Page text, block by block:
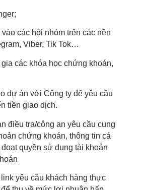
các hội nhóm trên các nền
Viber, Tik Tok…
các khóa học chứng khoán,
dự án với Công ty để yêu cầu
tiền giao dịch.
điều tra/công an yêu cầu cung
chứng khoán, thông tin cá
quyền sử dụng tài khoản
yêu cầu khách hàng thực